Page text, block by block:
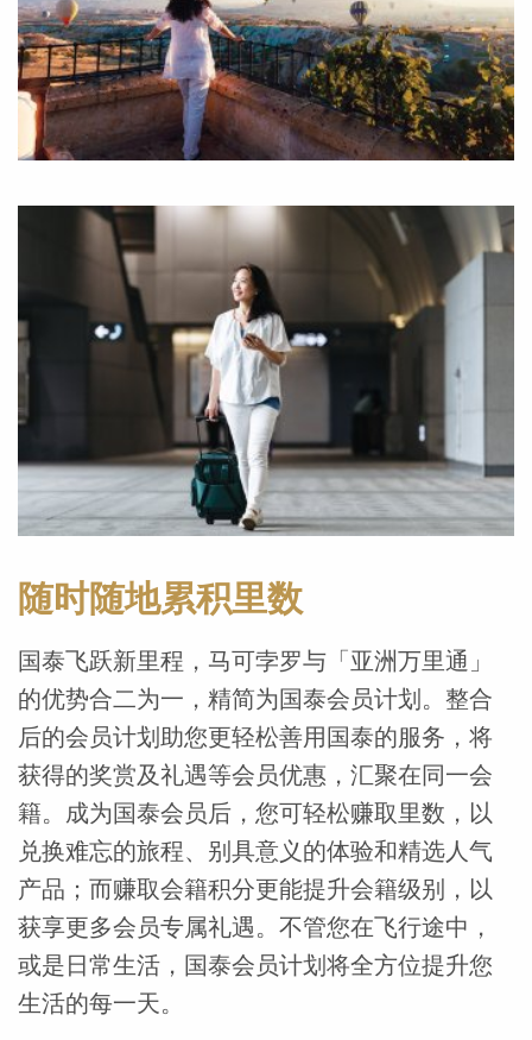
随时随地累积里数
国泰飞跃新里程，马可孛罗与「亚洲万里通」
的优势合二为一，精简为国泰会员计划。整合
后的会员计划助您更轻松善用国泰的服务，将
获得的奖赏及礼遇等会员优惠，汇聚在同一会
籍。成为国泰会员后，您可轻松赚取里数，以
兑换难忘的旅程、别具意义的体验和精选人气
产品；而赚取会籍积分更能提升会籍级别，以
获享更多会员专属礼遇。不管您在飞行途中，
或是日常生活，国泰会员计划将全方位提升您
生活的每一天。